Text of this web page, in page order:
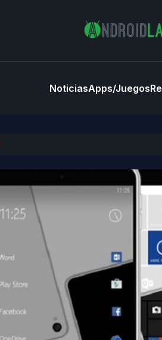
NoticiasApps/Juegos